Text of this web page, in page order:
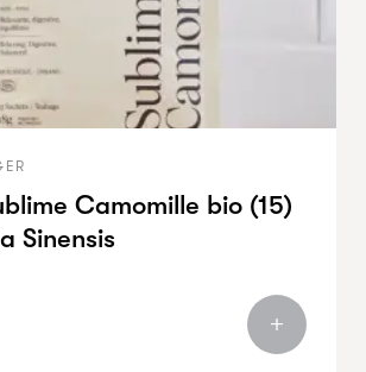
Camomille bio (15)
Sinensis